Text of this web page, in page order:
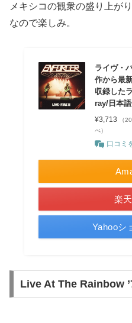
メキシコの観衆の盛り上が
なので楽しみ。
ライヴ・
作から最
収録した
ray/日本
¥3,713
（
べ）
口コミ
楽
Yahooシ
Live At The Rainbow